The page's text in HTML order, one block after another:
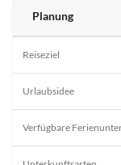
Planung
Reiseziel
Urlaubsidee
Verfügbare